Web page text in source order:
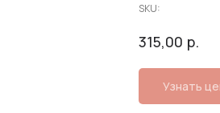
SKU:
315,00 р.
Узнать